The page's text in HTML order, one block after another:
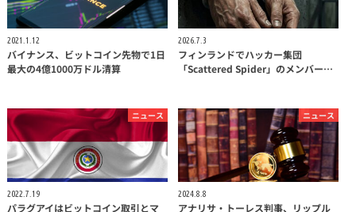
2021.1.12
バイナンス、ビットコイン先物で1日
最大の4億1000万ドル清算
2026.7.3
フィンランドでハッカー集団
「Scattered Spider」のメンバー…
ニュース
2022.7.19
パラグアイはビットコイン取引とマ
ニュース
2024.8.8
アナリサ・トーレス判事、リップル